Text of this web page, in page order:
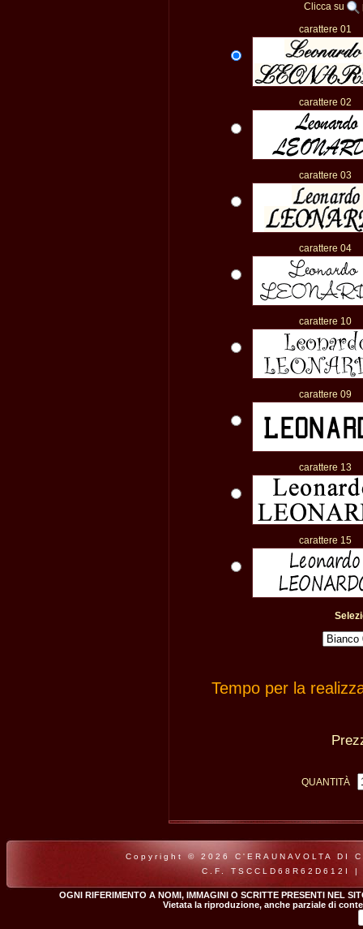
Clicca su
carattere 01
carattere 02
carattere 03
carattere 04
carattere 10
carattere 09
carattere 13
carattere 15
Tempo per la
QUANTITÀ
Copyright © 2026 C'ERAUNAVOLTA
C.F. TSCCLD68R62D612I
OGNI RIFERIMENTO A NOMI, IMMAGINI O SCRITTE PRESENTI NEL
Vietata la riproduzione, anche parziale di